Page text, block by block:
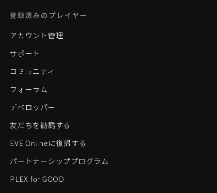
登録済みのプレイヤー
アカウント管理
サポート
コミュニティ
フォーラム
デベロッパー
友だちを勧誘する
EVE Onlineに復帰する
パートナーシッププログラム
PLEX for GOOD